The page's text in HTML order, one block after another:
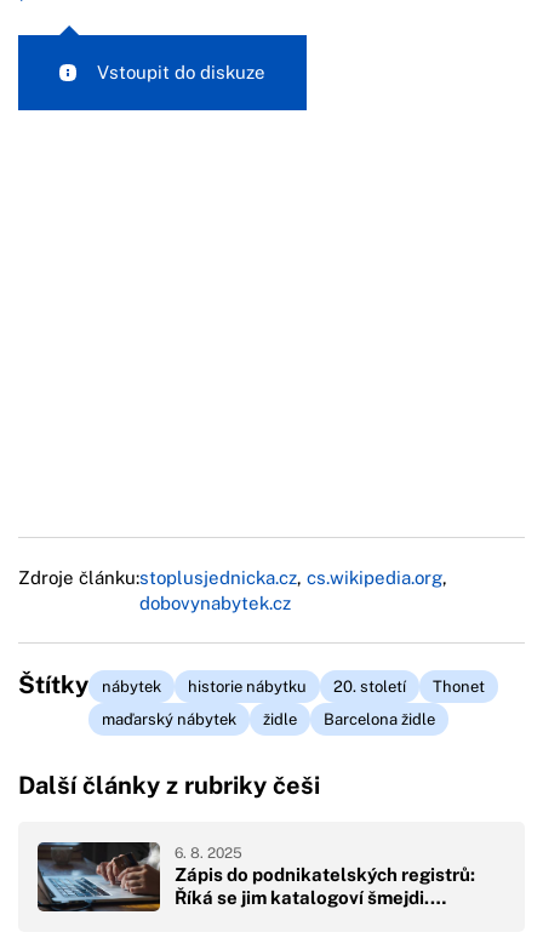
Vstoupit do diskuze
Zdroje článku:stoplusjednicka.cz, cs.wikipedia.org,
dobovynabytek.cz
Štítky nábytek historie nábytku 20. století
Thonet
maďarský nábytek
židle Barcelona židle
Další články z rubriky češi
Zápis do podnikatelských registrů:
Říká se jim katalogoví šmejdi.…
6. 8. 2025